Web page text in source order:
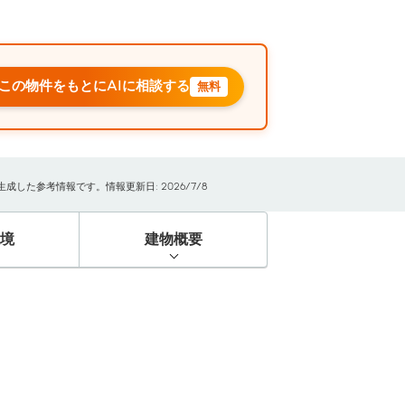
の物件をもとにAIに相談する 無料
成した参考情報です。情報更新日: 2026/7/8
建物概要